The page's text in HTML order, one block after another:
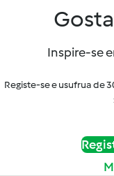
Inspire-se
Registe-se e usufrua de